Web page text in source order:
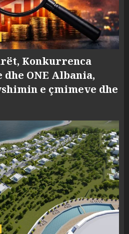
Konkurrenca
dhe ONE Albania,
e çmimeve dhe